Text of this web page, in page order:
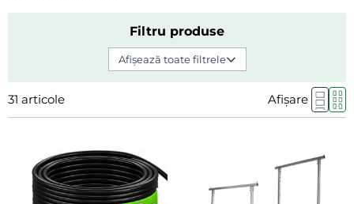
Filtru produse
Afișează toate filtrele
31 articole Afișare